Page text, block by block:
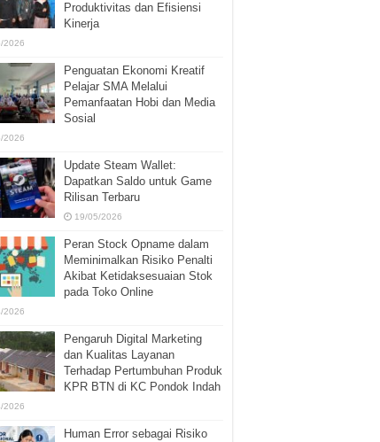
Produktivitas dan Efisiensi
Kinerja
2026
Penguatan Ekonomi Kreatif
Pelajar SMA Melalui
Pemanfaatan Hobi dan Media
Sosial
2026
Update Steam Wallet:
Dapatkan Saldo untuk Game
Rilisan Terbaru
19/05/2026
Peran Stock Opname dalam
Meminimalkan Risiko Penalti
Akibat Ketidaksesuaian Stok
pada Toko Online
2026
Pengaruh Digital Marketing
dan Kualitas Layanan
Terhadap Pertumbuhan Produk
KPR BTN di KC Pondok Indah
2026
Human Error sebagai Risiko